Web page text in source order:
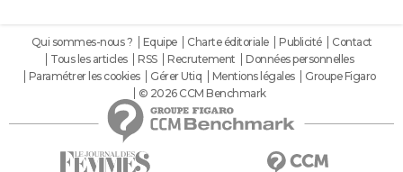
Qui sommes-nous ? Equipe Charte éditoriale Publicité
Contact
Tous les articles
RSS Recrutement
Données personnelles
Paramétrer les cookies
Gérer Utiq Mentions légales
Groupe Figaro
© 2026 CCM Benchmark